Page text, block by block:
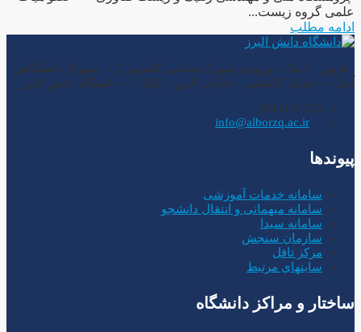
علمی گروه زیست...
ادامه مطلب
قزوین – آبیک – ورودی شهرک صنعتی کاسپین 2 – شهرک دانشگاهی
آبیک – خیابان کاشانی – خیابان البرز – پلاک 0 – دانشگاه دانش البرز
3441152278
info@alborzq.ac.ir
پیوندها
سامانه خدمات آموزشی
سامانه میهمانی و انتقال دانشجو
سامانه سیدا
سازمان سنجش
مرکز تافل
سایتهای مرتبط
ساختار و مراکز دانشگاه